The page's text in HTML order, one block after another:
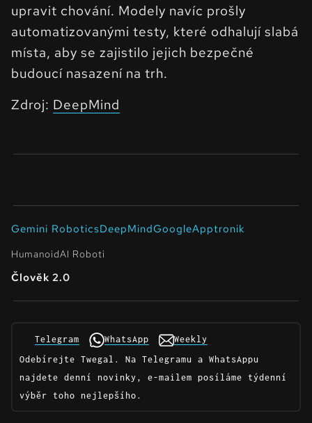
upravit chování. Modely navíc prošly
automatizovanými testy, které odhalují slabá
místa, aby se zajistilo jejich bezpečné
budoucí nasazení na trh.
Zdroj: DeepMind
Gemini RoboticsDeepMindGoogleApptronik
HumanoidAI Roboti
Člověk 2.0
Telegram WhatsApp
Weekly
Odebírejte Twegal. Na Telegramu a WhatsAppu
najdete denní novinky, e-mailem posíláme týdenní
výběr toho nejlepšího.